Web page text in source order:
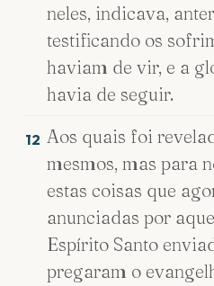
neles, indicava,
testificando os
haviam de vir, e a
havia de seguir.
12 Aos quais foi
mesmos, mas para
estas coisas que
anunciadas por
Espírito Santo
pregaram o